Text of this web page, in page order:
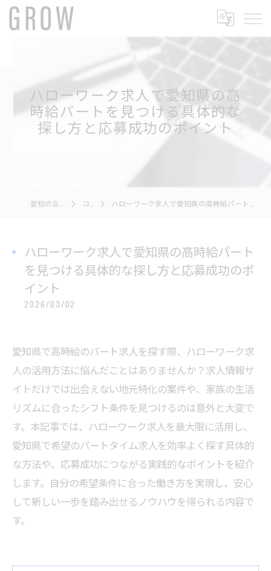
ハローワーク求人で愛知県の高
時給パートを見つける具体的な
探し方と応募成功のポイント
コラム ハローワーク求人で愛知県の高時給パートを見つける具体的な探し方と応募成功のポイント
ハローワーク求人で愛知県の高時給パート
を見つける具体的な探し方と応募成功のポ
イント
2026/03/02
愛知県で高時給のパート求人を探す際、ハローワーク求
人の活用方法に悩んだことはありませんか？求人情報サ
イトだけでは出会えない地元特化の案件や、家族の生活
リズムに合ったシフト条件を見つけるのは意外と大変で
す。本記事では、ハローワーク求人を最大限に活用し、
愛知県で希望のパートタイム求人を効率よく探す具体的
な方法や、応募成功につながる実践的なポイントを紹介
します。自分の希望条件に合った働き方を実現し、安心
して新しい一歩を踏み出せるノウハウを得られる内容で
す。